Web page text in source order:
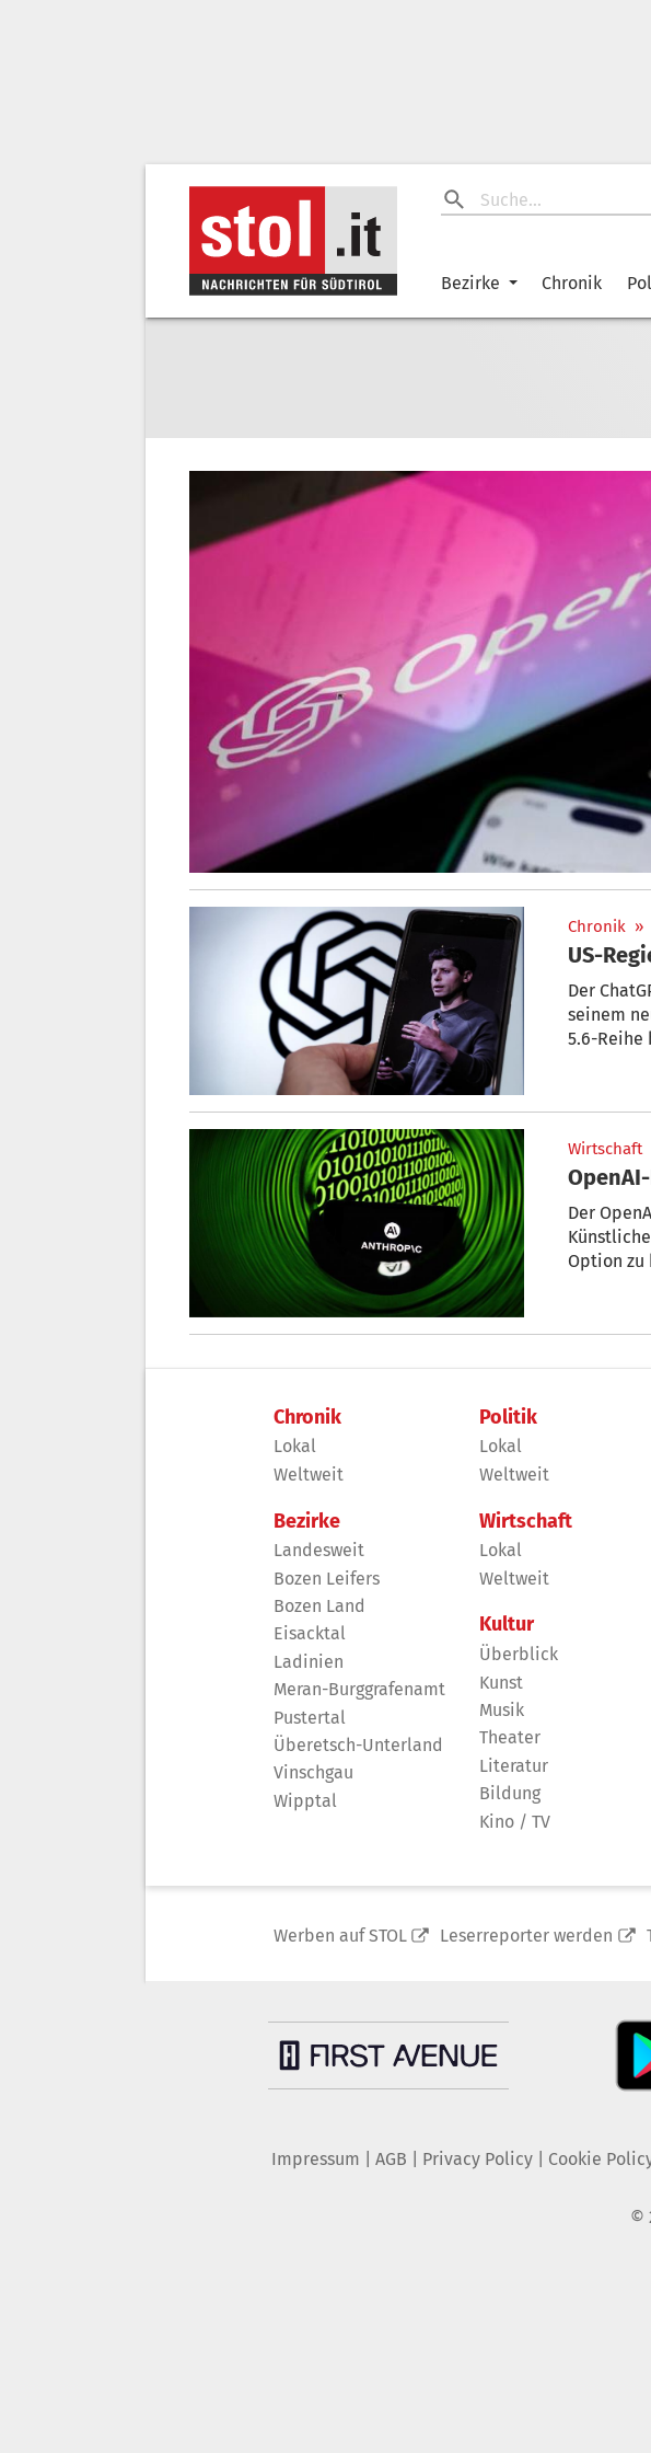
Bezirke Chronik
Chronik »
US-
Der
seinem
5.6-Reihe
Wirtschaft
Der
Option zu
Chronik
Lokal
Weltweit
Bezirke
Landesweit
Bozen Leifers
Bozen Land
Eisacktal
Ladinien
Meran-Burggrafenamt
Pustertal
Überetsch-Unterland
Vinschgau
Wipptal
Politik
Lokal
Weltweit
Wirtschaft
Lokal
Weltweit
Kultur
Überblick
Kunst
Musik
Theater
Literatur
Bildung
Kino / TV
Werben auf STOL Leserreporter werden
Impressum AGB Privacy Policy| Cookie
©